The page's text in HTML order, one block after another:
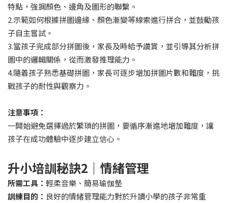
特點，強調顏色、邊角及圖形的聯繫。
2.示範如何根據拼圖邊緣、顏色漸變等線索進行拼合，並鼓勵孩
子自主嘗試。
3.當孩子完成部分拼圖後，家長及時給予讚賞，並引導其分析拼
圖中的邏輯關係，從而激發推理能力。
4.隨着孩子熟悉基礎拼圖，家長可逐步增加拼圖片數和難度，挑
戰孩子的耐性與觀察力。
注意事項：
一開始避免選擇過於繁瑣的拼圖，要循序漸進地增加難度，讓
孩子在成功體驗中逐步建立信心。
升小培訓秘訣2 ｜情緒管理
所需工具： 輕柔音樂、簡易瑜伽墊
訓練目的： 良好的情緒管理能力對於升讀小學的孩子非常重